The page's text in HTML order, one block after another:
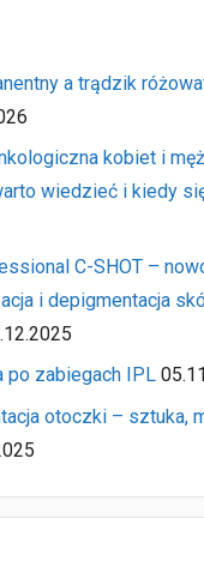
a trądzik
kobiet i
wiedzieć i kiedy
C-SHOT –
i depigmentacja
po zabiegach IPL
otoczki – sztuka,